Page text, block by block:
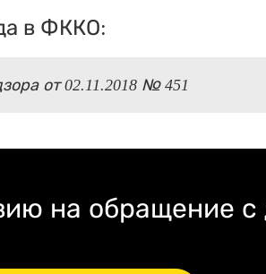
в ФККО:
от 02.11.2018 № 451
на обращение